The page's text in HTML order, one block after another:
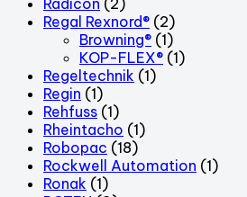
Regal Rexnord® (2)
Browning® (1)
KOP-FLEX® (1)
Regeltechnik (1)
Regin (1)
Rehfuss (1)
Rheintacho (1)
Robopac (18)
Rockwell Automation (1)
Ronak (1)